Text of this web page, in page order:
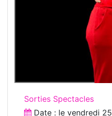
Sorties Spectacles
Date : le vendredi